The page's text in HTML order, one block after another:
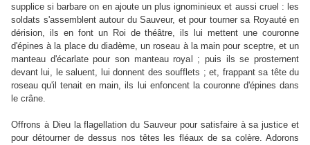
supplice si barbare on en ajoute un plus ignominieux et aussi cruel : les
soldats s'assemblent autour du Sauveur, et pour tourner sa Royauté en
dérision, ils en font un Roi de théâtre, ils lui mettent une couronne
d'épines à la place du diadème, un roseau à la main pour sceptre, et un
manteau d'écarlate pour son manteau royal ; puis ils se prosternent
devant lui, le saluent, lui donnent des soufflets ; et, frappant sa tête du
roseau qu'il tenait en main, ils lui enfoncent la couronne d'épines dans
le crâne.
Offrons à Dieu la flagellation du Sauveur pour satisfaire à sa justice et
pour détourner de dessus nos têtes les fléaux de sa colère. Adorons